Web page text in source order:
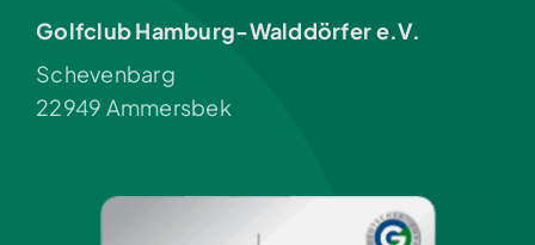
Golfclub Hamburg-Walddörfer e.V.
Schevenbarg
22949 Ammersbek